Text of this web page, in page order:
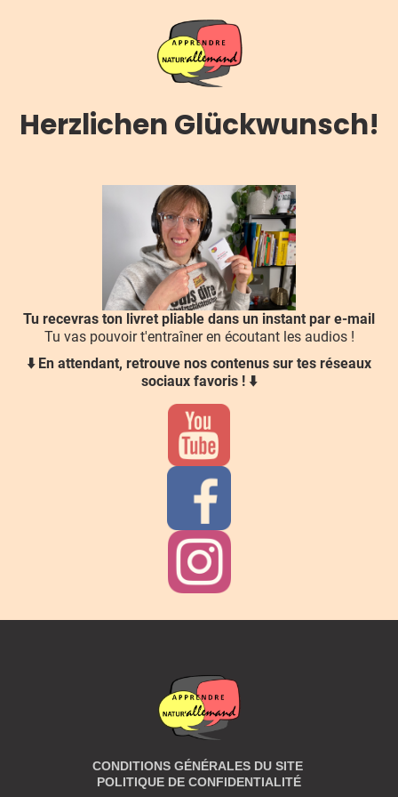
Herzlichen Glückwunsch!
Tu recevras ton livret pliable dans un instant par e-mail
Tu vas pouvoir t'entraîner en écoutant les audios !
⬇️ En attendant, retrouve nos contenus sur tes réseaux
sociaux favoris ! ⬇️
CONDITIONS GÉNÉRALES DU SITE
POLITIQUE DE CONFIDENTIALITÉ